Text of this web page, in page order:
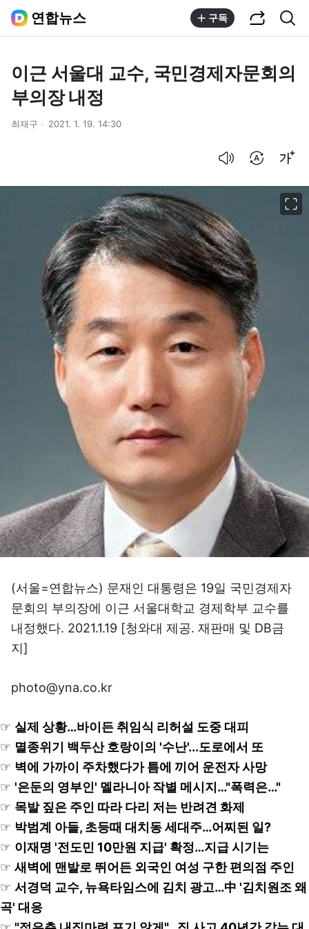
연합뉴스 구독
이근 서울대 교수, 국민경제자문회의
부의장 내정
최재구 2021. 1. 19. 14:30
(서울=연합뉴스) 문재인 대통령은 19일 국민경제자
문회의 부의장에 이근 서울대학교 경제학부 교수를
내정했다. 2021.1.19 [청와대 제공. 재판매 및 DB금
지]
photo@yna.co.kr
☞ 실제 상황…바이든 취임식 리허설 도중 대피
☞ 멸종위기 백두산 호랑이의 '수난'...도로에서 또
☞ 벽에 가까이 주차했다가 틈에 끼어 운전자 사망
☞ '은둔의 영부인' 멜라니아 작별 메시지…"폭력은…"
☞ 목발 짚은 주인 따라 다리 저는 반려견 화제
☞ 박범계 아들, 초등때 대치동 세대주…어찌된 일?
☞ 이재명 '전도민 10만원 지급' 확정…지급 시기는
☞ 새벽에 맨발로 뛰어든 외국인 여성 구한 편의점 주인
☞ 서경덕 교수, 뉴욕타임스에 김치 광고…中 '김치원조 왜
곡' 대응